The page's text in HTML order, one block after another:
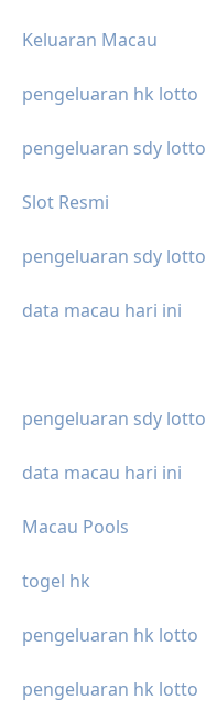
Keluaran Macau
pengeluaran hk lotto
pengeluaran sdy lotto
Slot Resmi
pengeluaran sdy lotto
data macau hari ini
pengeluaran sdy lotto
data macau hari ini
Macau Pools
togel hk
pengeluaran hk lotto
pengeluaran hk lotto